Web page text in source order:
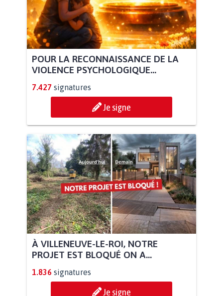
POUR LA RECONNAISSANCE DE LA
VIOLENCE PSYCHOLOGIQUE...
7.427 signatures
Je signe
À VILLENEUVE-LE-ROI, NOTRE
PROJET EST BLOQUÉ ON A...
1.836 signatures
Je signe